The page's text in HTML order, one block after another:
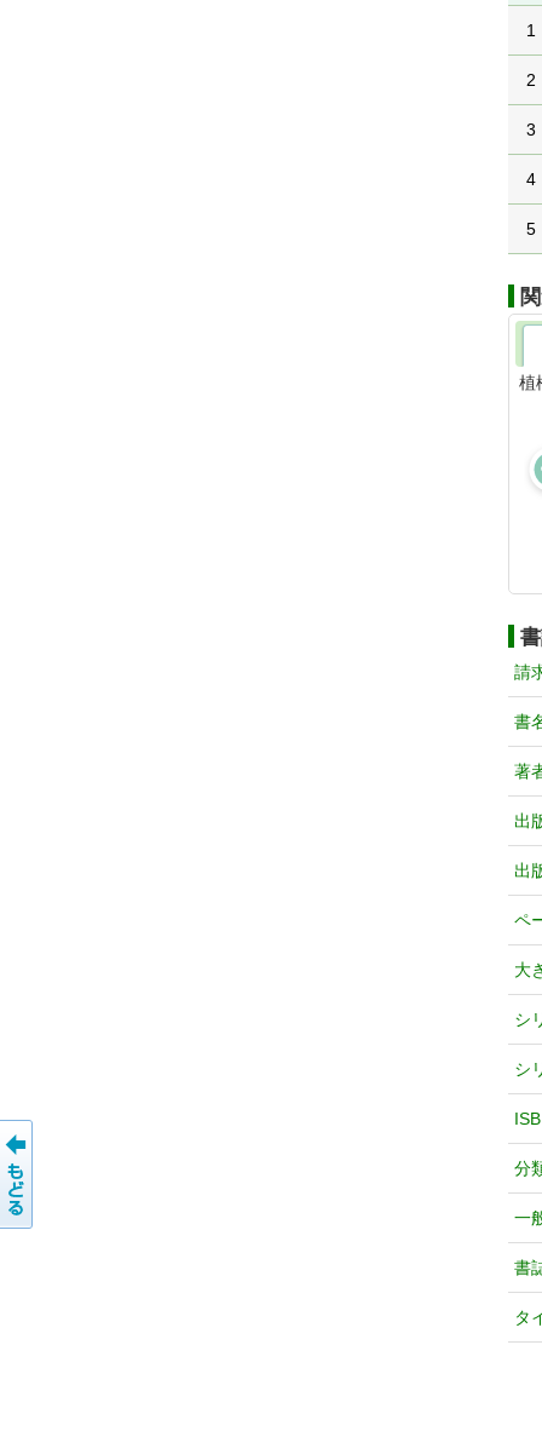
1
2
3
4
5
植
請
書
著
出
出
ペ
大
シ
シ
分
一
書
タ